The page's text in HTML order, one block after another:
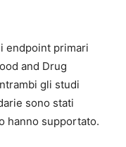
endpoint primari
and Drug
gli studi
sono stati
hanno supportato.